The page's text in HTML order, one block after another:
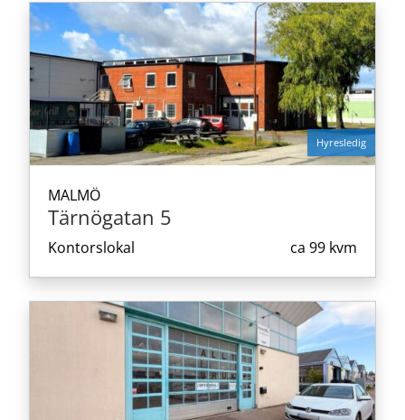
Hyresledig
MALMÖ
Tärnögatan 5
Kontorslokal ca 99 kvm